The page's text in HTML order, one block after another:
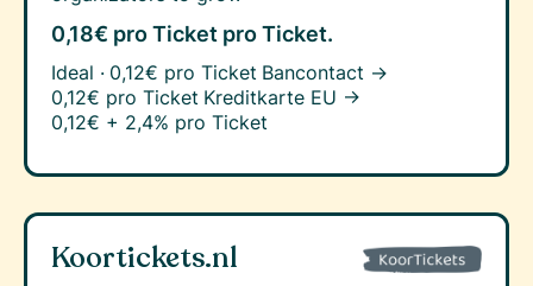
0,18€ pro Ticket pro Ticket.
Ideal · 0,12€ pro Ticket Bancontact →
0,12€ pro Ticket Kreditkarte EU →
0,12€ + 2,4% pro Ticket
Koortickets.nl